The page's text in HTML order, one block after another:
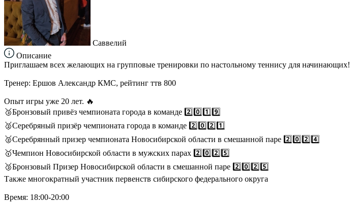
Саввелий
Описание
Приглашаем всех желающих на групповые тренировки по настольному теннису для начинающих!
Тренер: Ершов Александр КМС, рейтинг ттв 800
Опыт игры уже 20 лет. 🔥
🥉Бронзовый привёз чемпионата города в команде 2️⃣0️⃣1️⃣9️⃣
🥈Серебряный призёр чемпионата города в команде 2️⃣0️⃣2️⃣1️⃣
🥈Серебрянный призер чемпионата Новосибирской области в смешанной паре 2️⃣0️⃣2️⃣4️⃣
🥇Чемпион Новосибирской области в мужских парах 2️⃣0️⃣2️⃣5️⃣
🥉Бронзовый Призер Новосибирской области в смешанной паре 2️⃣0️⃣2️⃣5️⃣
Также многократный участник первенств сибирского федерального округа
Время: 18:00-20:00